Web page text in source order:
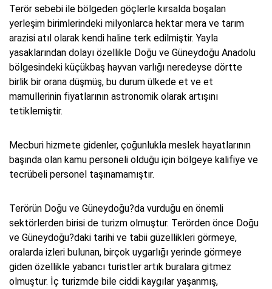
Terör sebebi ile bölgeden göçlerle kırsalda boşalan
yerleşim birimlerindeki milyonlarca hektar mera ve tarım
arazisi atıl olarak kendi haline terk edilmiştir. Yayla
yasaklarından dolayı özellikle Doğu ve Güneydoğu Anadolu
bölgesindeki küçükbaş hayvan varlığı neredeyse dörtte
birlik bir orana düşmüş, bu durum ülkede et ve et
mamullerinin fiyatlarının astronomik olarak artışını
tetiklemiştir.
Mecburi hizmete gidenler, çoğunlukla meslek hayatlarının
başında olan kamu personeli olduğu için bölgeye kalifiye ve
tecrübeli personel taşınamamıştır.
Terörün Doğu ve Güneydoğu?da vurduğu en önemli
sektörlerden birisi de turizm olmuştur. Terörden önce Doğu
ve Güneydoğu?daki tarihi ve tabii güzellikleri görmeye,
oralarda izleri bulunan, birçok uygarlığı yerinde görmeye
giden özellikle yabancı turistler artık buralara gitmez
olmuştur. İç turizmde bile ciddi kaygılar yaşanmış,